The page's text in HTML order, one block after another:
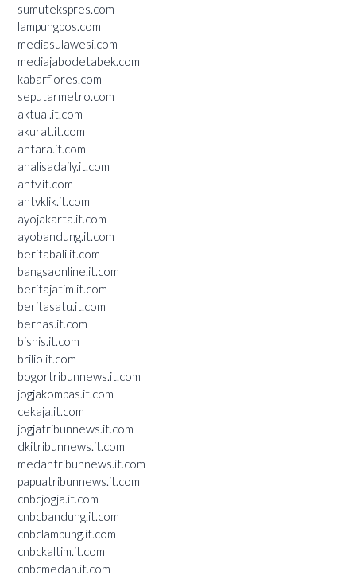
sumutekspres.com
lampungpos.com
mediasulawesi.com
mediajabodetabek.com
kabarflores.com
seputarmetro.com
aktual.it.com
akurat.it.com
antara.it.com
analisadaily.it.com
antv.it.com
antvklik.it.com
ayojakarta.it.com
ayobandung.it.com
beritabali.it.com
bangsaonline.it.com
beritajatim.it.com
beritasatu.it.com
bernas.it.com
bisnis.it.com
brilio.it.com
bogortribunnews.it.com
jogjakompas.it.com
cekaja.it.com
jogjatribunnews.it.com
dkitribunnews.it.com
medantribunnews.it.com
papuatribunnews.it.com
cnbcjogja.it.com
cnbcbandung.it.com
cnbclampung.it.com
cnbckaltim.it.com
cnbcmedan.it.com